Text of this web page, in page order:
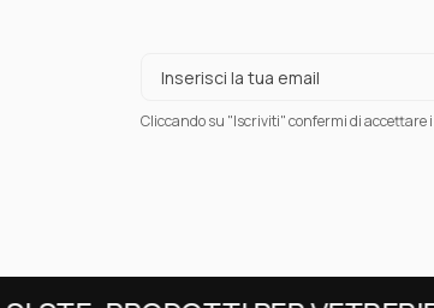
Cliccando su "Iscriviti" confermi di accettare